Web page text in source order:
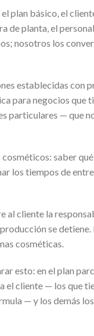
plan básico, el
de planta, el
nosotros los
establecidas con
para negocios que
particulares — que
saber
los tiempos de
al cliente la
se
cosméticas.
esto: en el plan
el cliente — los que
— y los demás